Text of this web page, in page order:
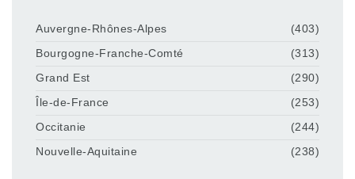
Auvergne-Rhônes-Alpes
(403)
Bourgogne-Franche-Comté
(313)
Grand Est
(290)
Île-de-France
(253)
Occitanie
(244)
Nouvelle-Aquitaine
(238)